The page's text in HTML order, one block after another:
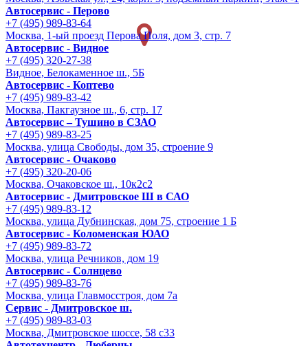
Автосервис - Перово
+7 (495) 989-83-64
Москва, 1-ый проезд Перова Поля, дом 3, стр. 7
Автосервис - Видное
+7 (495) 320-27-38
Видное, Белокаменное ш., 5Б
Автосервис - Коптево
+7 (495) 989-83-42
Москва, Пакгаузное ш., 6, стр. 17
Автосервис – Тушино в СЗАО
+7 (495) 989-83-25
Москва, улица Свободы, дом 35, строение 9
Автосервис - Очаково
+7 (495) 320-20-06
Москва, Очаковское ш., 10к2с2
Автосервис - Дмитровское Ш в САО
+7 (495) 989-83-12
Москва, улица Дубнинская, дом 75, строение 1 Б
Автосервис - Коломенская ЮАО
+7 (495) 989-83-72
Москва, улица Речников, дом 19
Автосервис - Солнцево
+7 (495) 989-83-76
Москва, улица Главмосстроя, дом 7а
Сервис - Дмитровское ш.
+7 (495) 989-83-03
Москва, Дмитровское шоссе, 58 с33